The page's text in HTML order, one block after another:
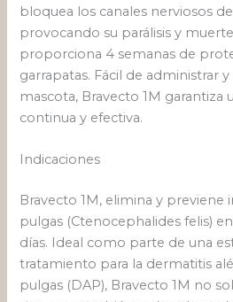
bloquea los canales nerviosos
provocando su parálisis y
proporciona 4 semanas de
garrapatas. Fácil de administrar
mascota, Bravecto 1M garantiza
continua y efectiva.
Indicaciones
Bravecto 1M, elimina y previene
pulgas (Ctenocephalides felis)
días. Ideal como parte de una
tratamiento para la dermatitis
pulgas (DAP), Bravecto 1M no